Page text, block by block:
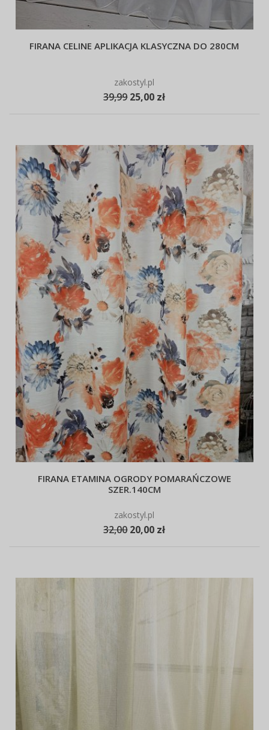
FIRANA CELINE APLIKACJA KLASYCZNA DO 280CM
zakostyl.pl
39,99 25,00 zł
FIRANA ETAMINA OGRODY POMARAŃCZOWE
SZER.140CM
zakostyl.pl
32,00 20,00 zł